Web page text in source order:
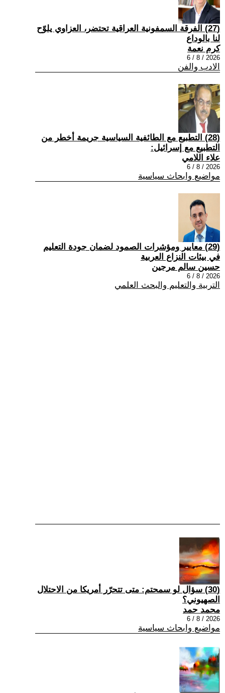
(27) الفرقة السمفونية العراقية تحتضر، العزاوي يلوّح
لنا بالوداع
كرم نعمة
2026 / 8 / 6
الادب والفن
(28) التطبيع مع الطائفية السياسية جريمة أخطر من
التطبيع مع إسرائيل:
علاء اللامي
2026 / 8 / 6
مواضيع وابحاث سياسية
(29) معايير ومؤشرات الصمود لضمان جودة التعليم
في بيئات النزاع العربية
حسين سالم مرجين
2026 / 8 / 6
التربية والتعليم والبحث العلمي
(30) سؤال لو سمحتم: متى تتحرّر أمريكا من الاحتلال
الصهيوني؟
محمد حمد
2026 / 8 / 6
مواضيع وابحاث سياسية